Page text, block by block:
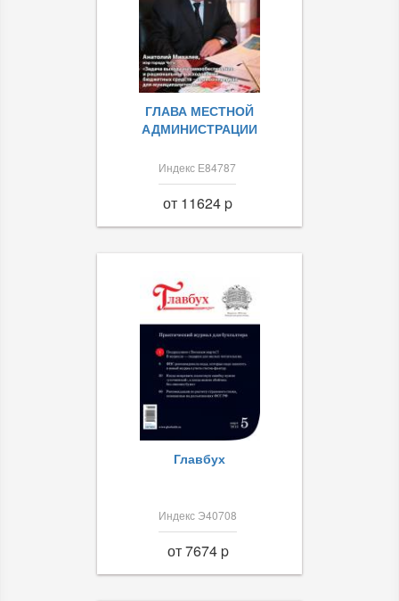
ГЛАВА МЕСТНОЙ
АДМИНИСТРАЦИИ
Индекс Е84787
от 11624 p
Главбух
Индекс Э40708
от 7674 p